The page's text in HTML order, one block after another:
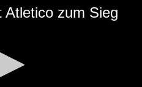
Atletico zum Sieg
zum Sieg